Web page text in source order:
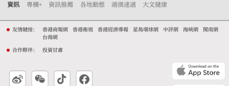
資訊 專欄+ 資訊推薦 各地動態 港澳速遞 大文健康
友情鏈接： 香港商報網 香港衛視 香港經濟導報 星島環球網 中評網 海峽網
閩南網
台海網
合作夥伴： 投資甘肅